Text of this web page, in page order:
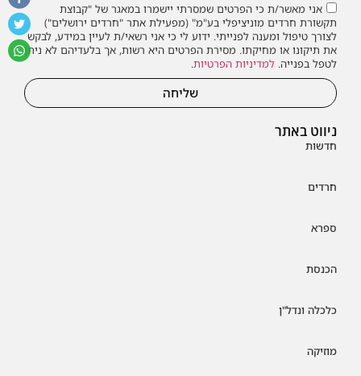
ניווט באתר
חדשות
חרדים
ספרא
הכנסת
כלכלה ונדל"ן
מוזיקה
אני מאשר/ת כי הפרטים שמסרתי יישמרו במאגר של "קבוצת
תקשורת חרדים מוניציפלי בע"מ" (מפעילת אתר "חרדים ירושלים")
לצורך טיפול ומענה לפנייתי. ידוע לי כי אני רשאי/ת לעיין במידע, לבקש
את תיקונו או מחיקתו. מסירת הפרטים היא רשות, אך בלעדיהם לא ניתן
לטפל בפנייה. למדיניות הפרטיות.
שליחה